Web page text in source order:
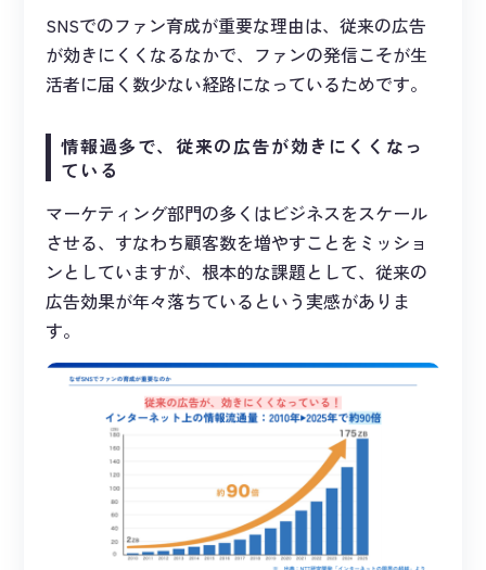
SNSでのファン育成が重要な理由は、従来の広告
が効きにくくなるなかで、ファンの発信こそが生
活者に届く数少ない経路になっているためです。
情報過多で、従来の広告が効きにくくなっ
ている
マーケティング部門の多くはビジネスをスケール
させる、すなわち顧客数を増やすことをミッショ
ンとしていますが、根本的な課題として、従来の
広告効果が年々落ちているという実感がありま
す。